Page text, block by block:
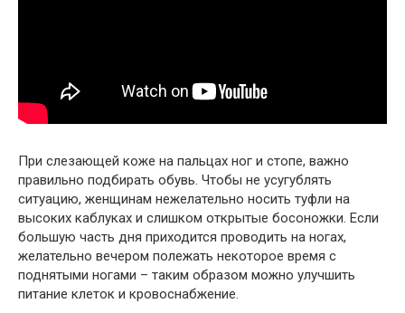
При слезающей коже на пальцах ног и стопе, важно
правильно подбирать обувь. Чтобы не усугублять
ситуацию, женщинам нежелательно носить туфли на
высоких каблуках и слишком открытые босоножки. Если
большую часть дня приходится проводить на ногах,
желательно вечером полежать некоторое время с
поднятыми ногами – таким образом можно улучшить
питание клеток и кровоснабжение.